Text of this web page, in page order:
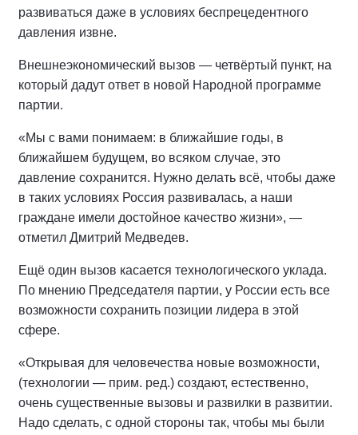
развиваться даже в условиях беспрецедентного
давления извне.
Внешнеэкономический вызов — четвёртый пункт, на
который дадут ответ в новой Народной программе
партии.
«Мы с вами понимаем: в ближайшие годы, в
ближайшем будущем, во всяком случае, это
давление сохранится. Нужно делать всё, чтобы даже
в таких условиях Россия развивалась, а наши
граждане имели достойное качество жизни», —
отметил Дмитрий Медведев.
Ещё один вызов касается технологического уклада.
По мнению Председателя партии, у России есть все
возможности сохранить позиции лидера в этой
сфере.
«Открывая для человечества новые возможности,
(технологии — прим. ред.) создают, естественно,
очень существенные вызовы и развилки в развитии.
Надо сделать, с одной стороны так, чтобы мы были